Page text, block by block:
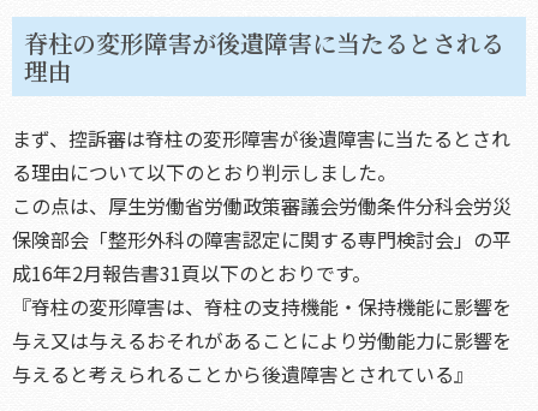
脊柱の変形障害が後遺障害に当たるとされる
理由
まず、控訴審は脊柱の変形障害が後遺障害に当たるとされ
る理由について以下のとおり判示しました。
この点は、厚生労働省労働政策審議会労働条件分科会労災
保険部会「整形外科の障害認定に関する専門検討会」の平
成16年2月報告書31頁以下のとおりです。
『脊柱の変形障害は、脊柱の支持機能・保持機能に影響を
与え又は与えるおそれがあることにより労働能力に影響を
与えると考えられることから後遺障害とされている』